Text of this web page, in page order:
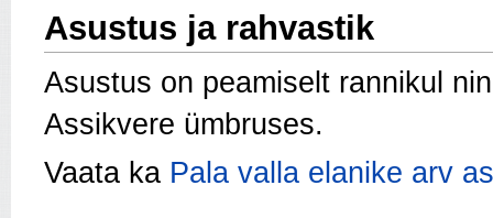
Asustus ja rahvastik
Asustus on peamiselt rannikul
Assikvere ümbruses.
Vaata ka Pala valla elanike arv